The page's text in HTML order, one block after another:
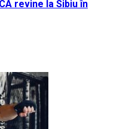
revine la Sibiu în